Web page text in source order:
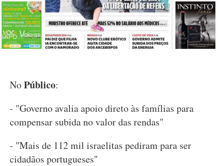
NoPúblico:
- "Governo avalia apoio direto às famílias para
compensar subida no valor das rendas"
- "Mais de 112 mil israelitas pediram para ser
cidadãos portugueses"